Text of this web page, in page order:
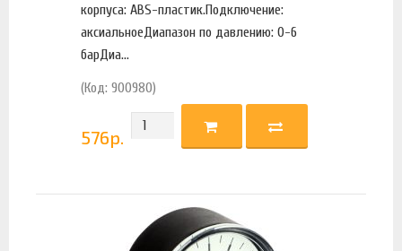
корпуса: ABS-пластик.Подключение:
аксиальноеДиапазон по давлению: 0-6
барДиа...
(Код: 900980)
576р.